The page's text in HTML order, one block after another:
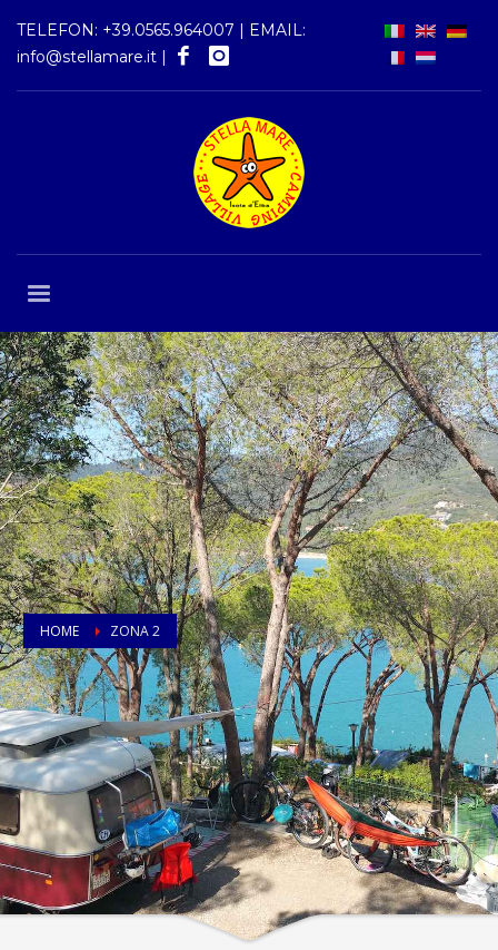
TELEFON: +39.0565.964007 | EMAIL:
info@stellamare.it |
HOME ZONA 2